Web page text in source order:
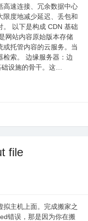
高速连接、冗余数据中心
限度地减少延迟、丢包和
。 以下是构成 CDN 基础
网站内容原始版本存储
或托管内容的云服务。当
检索。 边缘服务器：边
设施的骨干。这…
file
主机上面。完成搬家之
错误，那是因为你在搬